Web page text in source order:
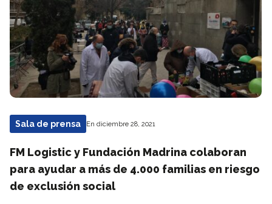
Sala de prensa En diciembre 28, 2021
FM Logistic y Fundación Madrina colaboran
para ayudar a más de 4.000 familias en riesgo
de exclusión social